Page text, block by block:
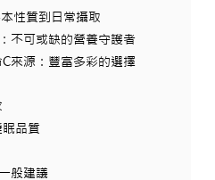
性質到日常攝取
不可或缺的營養守護者
來源：豐富多彩的選擇
品質
般建議